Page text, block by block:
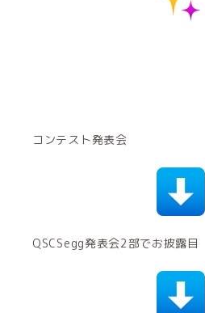
コンテスト発表会
QSCSegg発表会2部でお披露目